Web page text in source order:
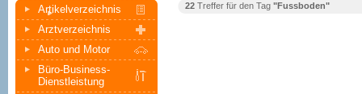
22 Treffer für den Tag "Fussboden"
Artikelverzeichnis
Arztverzeichnis
Auto und Motor
Büro-Business-
Dienstleistung